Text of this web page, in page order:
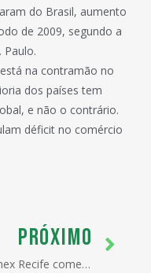
do Brasil, aumento
de 2009, segundo a
Paulo.
na contramão no
dos países tem
e não o contrário.
déficit no comércio
PRÓXIMO
Encomex Recife começa nesta quarta-feira